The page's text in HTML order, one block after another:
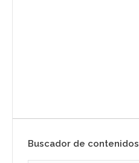
Buscador de contenidos